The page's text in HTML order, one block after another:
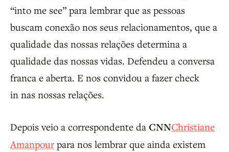
“into me see” para lembrar que as pessoas
buscam conexão nos seus relacionamentos, que a
qualidade das nossas relações determina a
qualidade das nossas vidas. Defendeu a conversa
franca e aberta. E nos convidou a fazer check
in nas nossas relações.
Depois veio a correspondente da CNNChristiane
Amanpourpara nos lembrar que ainda existem